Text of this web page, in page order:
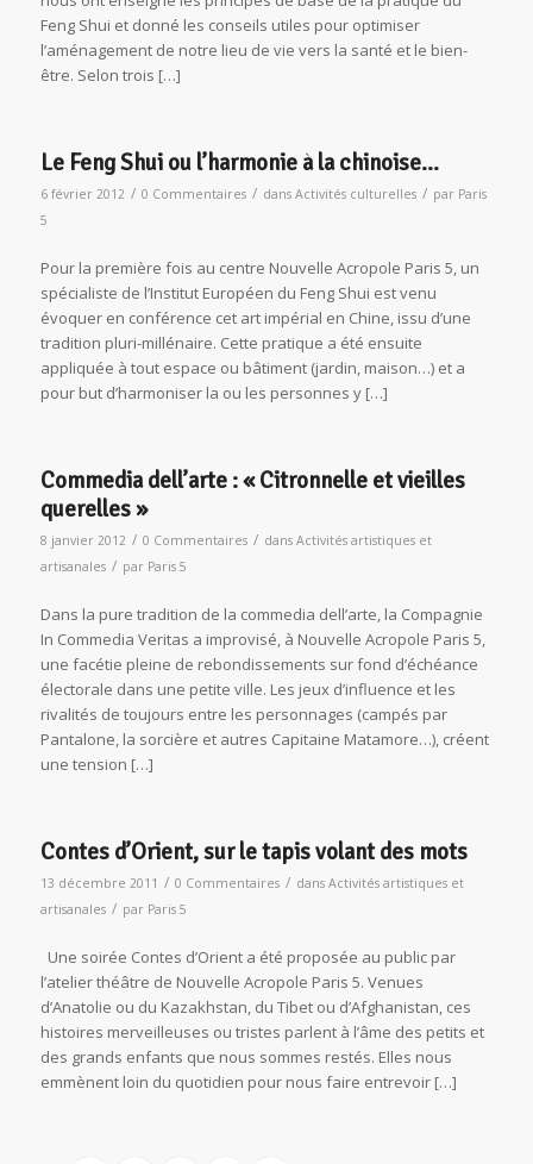
Feng Shui et donné les conseils utiles pour optimiser
l’aménagement de notre lieu de vie vers la santé et le bien-
être. Selon trois […]
Le Feng Shui ou l’harmonie à la chinoise…
6 février 2012 / 0 Commentaires / dans Activités culturelles / par Paris
5
Pour la première fois au centre Nouvelle Acropole Paris 5, un
spécialiste de l’Institut Européen du Feng Shui est venu
évoquer en conférence cet art impérial en Chine, issu d’une
tradition pluri-millénaire. Cette pratique a été ensuite
appliquée à tout espace ou bâtiment (jardin, maison…) et a
pour but d’harmoniser la ou les personnes y […]
Commedia dell’arte : « Citronnelle et vieilles
querelles »
8 janvier 2012 / 0 Commentaires / dans Activités artistiques et
artisanales / par Paris 5
Dans la pure tradition de la commedia dell’arte, la Compagnie
In Commedia Veritas a improvisé, à Nouvelle Acropole Paris 5,
une facétie pleine de rebondissements sur fond d’échéance
électorale dans une petite ville. Les jeux d’influence et les
rivalités de toujours entre les personnages (campés par
Pantalone, la sorcière et autres Capitaine Matamore…), créent
une tension […]
Contes d’Orient, sur le tapis volant des mots
13 décembre 2011 / 0 Commentaires / dans Activités artistiques et
artisanales / par Paris 5
Une soirée Contes d’Orient a été proposée au public par
l’atelier théâtre de Nouvelle Acropole Paris 5. Venues
d’Anatolie ou du Kazakhstan, du Tibet ou d’Afghanistan, ces
histoires merveilleuses ou tristes parlent à l’âme des petits et
des grands enfants que nous sommes restés. Elles nous
emmènent loin du quotidien pour nous faire entrevoir […]